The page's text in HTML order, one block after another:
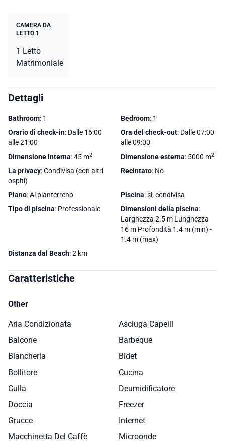
CAMERA DA
LETTO 1
1 Letto
Matrimoniale
Dettagli
Bathroom: 1 Bedroom: 1
Orario di check-in: Dalle 16:00
alle 21:00
Ora del check-out: Dalle 07:00
alle 09:00
Dimensione interna: 45 m2 Dimensione esterna: 5000 m2
La privacy: Condivisa (con altri
ospiti)
Recintato: No
Piano: Al pianterreno Piscina: sì, condivisa
Tipo di piscina: Professionale Dimensioni della piscina:
Larghezza 2.5 m Lunghezza
16 m Profondità 1.4 m (min) -
1.4 m (max)
Distanza dal Beach: 2 km
Caratteristiche
Other
Aria Condizionata
Asciuga Capelli
Balcone
Barbeque
Biancheria
Bidet
Bollitore
Cucina
Culla
Deumidificatore
Doccia
Freezer
Grucce
Internet
Macchinetta Del Caffè
Microonde